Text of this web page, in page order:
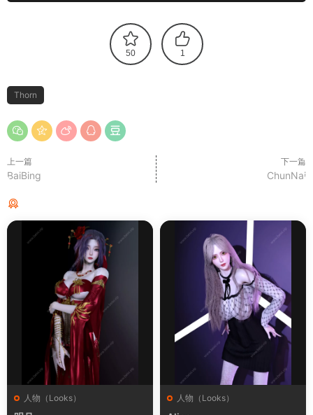
50 1
Thorn
上一篇
BaiBing
下一篇
ChunNai
人物（Looks） 人物（Looks）